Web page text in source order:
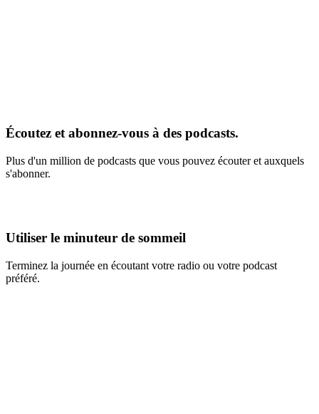
Écoutez et abonnez-vous à des podcasts.
Plus d'un million de podcasts que vous pouvez écouter et auxquels
s'abonner.
Utiliser le minuteur de sommeil
Terminez la journée en écoutant votre radio ou votre podcast
préféré.